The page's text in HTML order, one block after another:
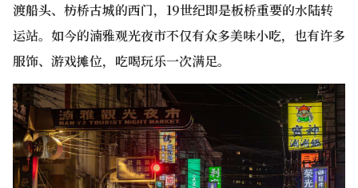
渡船头、枋桥古城的西门，19世纪即是板桥重要的水陆转
运站。如今的湳雅观光夜市不仅有众多美味小吃，也有许多
服饰、游戏摊位，吃喝玩乐一次满足。